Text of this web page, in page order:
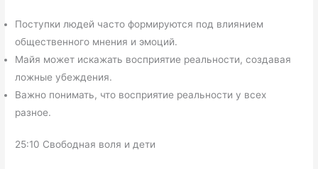
Поступки людей часто формируются под влиянием
общественного мнения и эмоций.
Майя может искажать восприятие реальности, создавая
ложные убеждения.
Важно понимать, что восприятие реальности у всех
разное.
25:10 Свободная воля и дети